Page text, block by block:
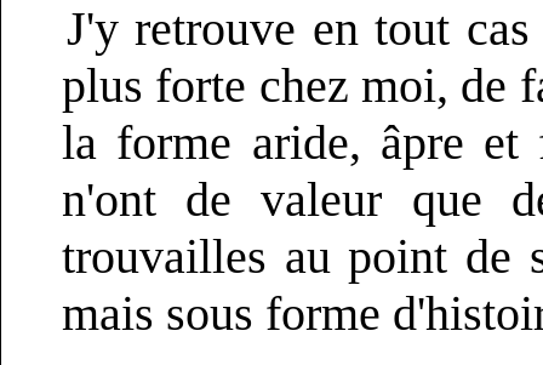
J'y retrouve en tout
plus forte chez moi, de
la forme aride, âpre et
n'ont de valeur que
trouvailles au point de
mais sous forme